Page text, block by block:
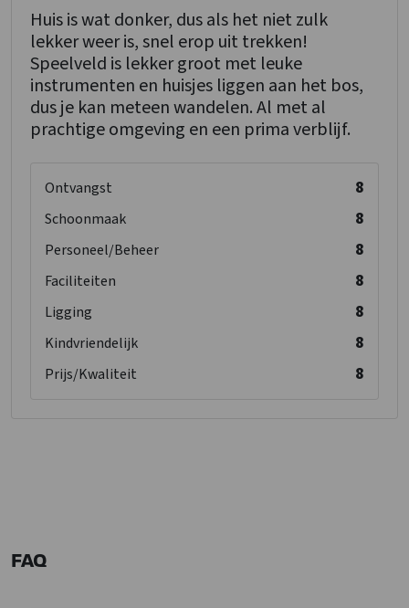
Huis is wat donker, dus als het niet zulk
lekker weer is, snel erop uit trekken!
Speelveld is lekker groot met leuke
instrumenten en huisjes liggen aan het bos,
dus je kan meteen wandelen. Al met al
prachtige omgeving en een prima verblijf.
Ontvangst 8
Schoonmaak 8
Personeel/Beheer 8
Faciliteiten 8
Ligging 8
Kindvriendelijk 8
Prijs/Kwaliteit 8
FAQ